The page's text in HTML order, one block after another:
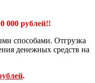
000 рублей!!
способами. Отгрузка
денежных средств на
.